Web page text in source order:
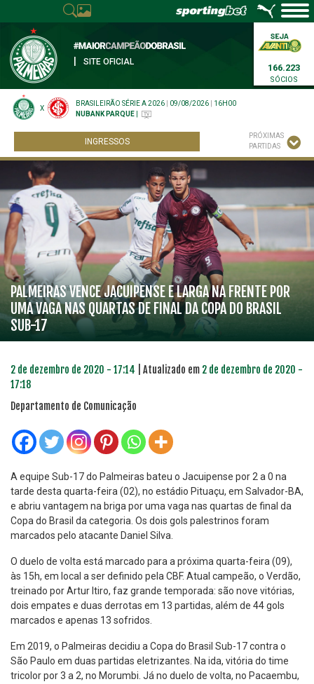
SITE OFICIAL
166.223
SÓCIOS
X
BRASILEIRÃO SÉRIE A 2026 09/08/2026
16H00
NUBANK PARQUE
INGRESSOS
PRÓXIMAS
PARTIDAS
PALMEIRAS VENCE JACUIPENSE E LARGA NA FRENTE POR
UMA VAGA NAS QUARTAS DE FINAL DA COPA DO BRASIL
SUB-17
2 de dezembro de 2020 - 17:14 | Atualizado em 2 de dezembro de 2020 -
17:18
Departamento de Comunicação
A equipe Sub-17 do Palmeiras bateu o Jacuipense por 2 a 0 na
tarde desta quarta-feira (02), no estádio Pituaçu, em Salvador-BA,
e abriu vantagem na briga por uma vaga nas quartas de final da
Copa do Brasil da categoria. Os dois gols palestrinos foram
marcados pelo atacante Daniel Silva.
O duelo de volta está marcado para a próxima quarta-feira (09),
às 15h, em local a ser definido pela CBF. Atual campeão, o Verdão,
treinado por Artur Itiro, faz grande temporada: são nove vitórias,
dois empates e duas derrotas em 13 partidas, além de 44 gols
marcados e apenas 13 sofridos.
Em 2019, o Palmeiras decidiu a Copa do Brasil Sub-17 contra o
São Paulo em duas partidas eletrizantes. Na ida, vitória do time
tricolor por 3 a 2, no Morumbi. Já no duelo de volta, no Pacaembu,